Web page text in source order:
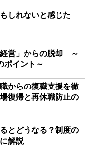
しれないと感じた
経営」からの脱却 ～
ポイント～
からの復職支援を徹
復帰と再休職防止の
とどうなる？制度の
解説